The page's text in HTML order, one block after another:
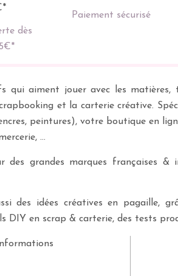
dès
Paiement sécurisé
qui aiment jouer avec les matières,
et la carterie créative.
peintures), votre boutique en
…
des grandes marques françaises
des idées créatives en pagaille,
DIY en scrap & carterie, des tests
Informations